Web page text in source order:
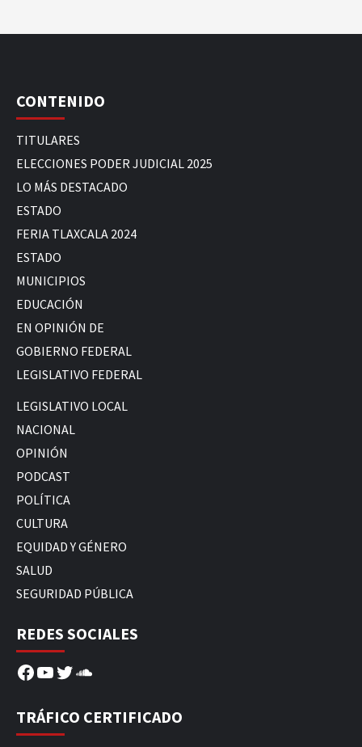
CONTENIDO
TITULARES
ELECCIONES PODER JUDICIAL 2025
LO MÁS DESTACADO
ESTADO
FERIA TLAXCALA 2024
ESTADO
MUNICIPIOS
EDUCACIÓN
EN OPINIÓN DE
GOBIERNO FEDERAL
LEGISLATIVO FEDERAL
LEGISLATIVO LOCAL
NACIONAL
OPINIÓN
PODCAST
POLÍTICA
CULTURA
EQUIDAD Y GÉNERO
SALUD
SEGURIDAD PÚBLICA
REDES SOCIALES
Facebook
YouTube
Twitter
SoundCloud
TRÁFICO CERTIFICADO